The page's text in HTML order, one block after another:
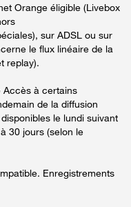
Orange éligible (Livebox
sur ADSL ou sur
le flux linéaire de la
replay).
Accès à certains
de la diffusion
le lundi suivant
30 jours (selon le
Enregistrements